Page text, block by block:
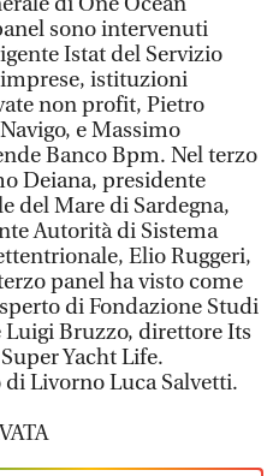
sono intervenuti
Istat del Servizio
istituzioni
non profit, Pietro
e Massimo
Banco Bpm. Nel terzo
Deiana, presidente
del Mare di Sardegna,
Autorità di Sistema
Elio Ruggeri,
panel ha visto come
di Fondazione Studi
Bruzzo, direttore Its
Yacht Life.
Livorno Luca Salvetti.